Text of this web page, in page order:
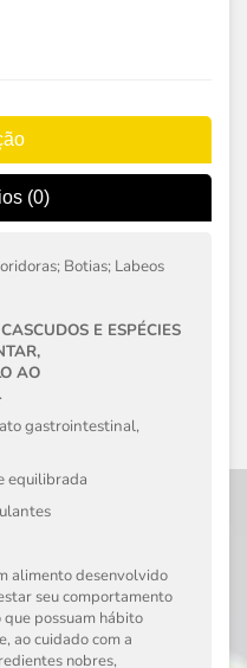
(0)
Botias; Labeos
E ESPÉCIES
AO
gastrointestinal,
equilibrada
alimento desenvolvido
seu comportamento
possuam hábito
ao cuidado com a
nobres,